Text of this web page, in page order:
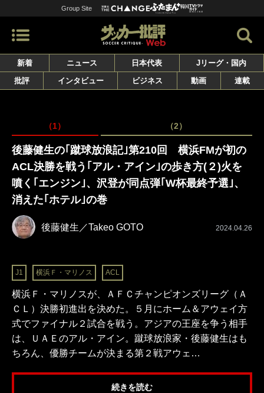
Group Site
新着 ニュース 日本代表
Jリーグ・国内
批評
インタビュー ビジネス 動画 連載
（1） （2）
後藤健生の｢蹴球放浪記｣第210回 横浜FMが初の
ACL決勝を戦う｢アル・アイン｣の歩き方(２)火を
噴く｢エンジン｣、沢登が同点弾｢W杯最終予選｣、
消えた｢ホテル｣の巻
後藤健生／Takeo GOTO 2024.04.26
J1 横浜Ｆ・マリノス ACL
横浜Ｆ・マリノスが、ＡＦＣチャンピオンズリーグ（Ａ
ＣＬ）決勝初進出を決めた。５月にホーム＆アウェイ方
式でファイナル２試合を戦う。アジアの王座を争う相手
は、ＵＡＥのアル・アイン。蹴球放浪家・後藤健生はも
ちろん、優勝チームが決まる第２戦アウェ…
続きを読む